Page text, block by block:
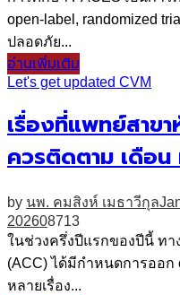
open-label, randomized
ปลอดภัย...
อ่านเพิ่มเติม
Let's get updated CVM
เรื่องที่แพทย์สาข
ควรติดตาม เดือ
by นพ. คมสิงห์ เมธาวีกุล
202608713
ในช่วงครึ่งปีแรกของปีนี้ ทา
(ACC) ได้มีกำหนดการออก
หลายเรื่อง...